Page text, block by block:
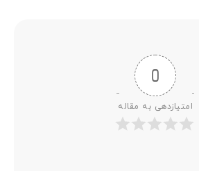
0
امتیازدهی به مقاله